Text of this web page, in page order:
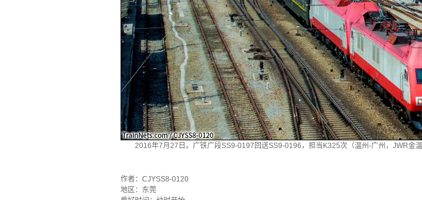
2016年7月27日。广铁广段SS9-0197回送SS9-0196，担当K325次（温州-广州，JWR金
作者：CJYSS8-0120
地区：东莞